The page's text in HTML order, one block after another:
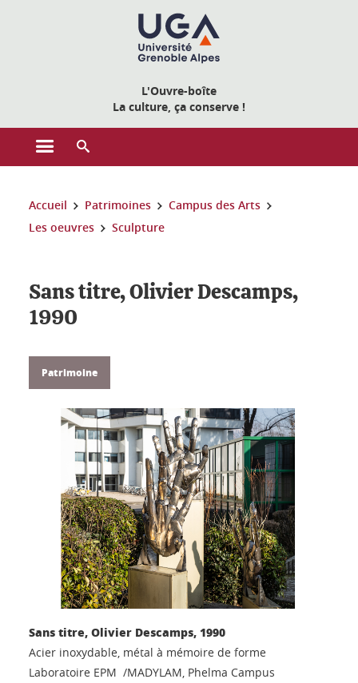
L'Ouvre-boîte
La culture, ça conserve !
Ouvrir le menu principal
Vous êtes ici :
Accueil Patrimoines
Campus des Arts
Les oeuvres
Sculpture
Sans titre, Olivier Descamps,
1990
Patrimoine
Sans titre, Olivier Descamps, 1990
Acier inoxydable, métal à mémoire de forme
Laboratoire EPM /MADYLAM, Phelma Campus